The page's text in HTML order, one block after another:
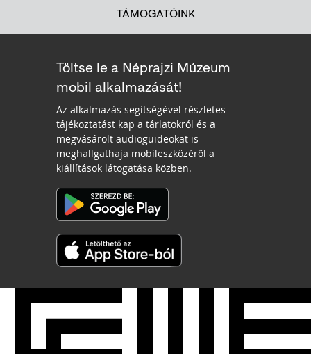
TÁMOGATÓINK
Töltse le a Néprajzi Múzeum
mobil alkalmazását!
Az alkalmazás segítségével részletes
tájékoztatást kap a tárlatokról és a
megvásárolt audioguideokat is
meghallgathaja mobileszközéről a
kiállítások látogatása közben.